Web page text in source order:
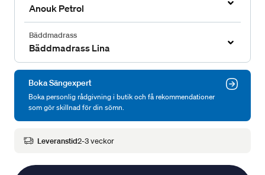
Anouk Petrol
Bäddmadrass
Bäddmadrass Lina
Boka Sängexpert
Boka personlig rådgivning i butik och få rekommendationer
som gör skillnad för din sömn.
Leveranstid2-3 veckor